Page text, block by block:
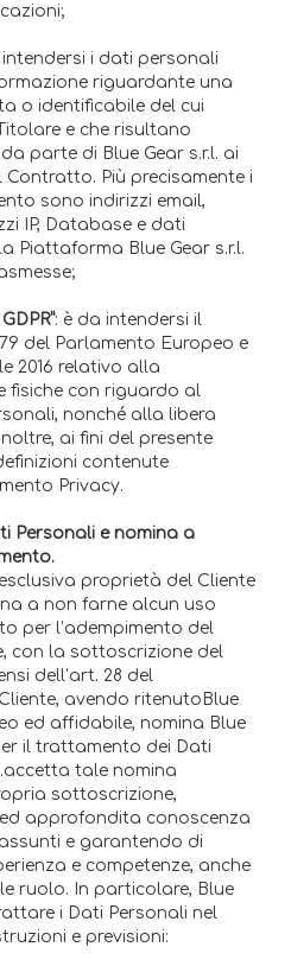
i dati personali
riguardante una
o identificabile del cui
e che risultano
parte di Blue Gear s.r.l. ai
Contratto. Più precisamente i
sono indirizzi email,
IP, Database e dati
Piattaforma Blue Gear s.r.l.
: è da intendersi il
del Parlamento Europeo e
2016 relativo alla
fisiche con riguardo al
nonché alla libera
ai fini del presente
contenute
Privacy.
Personali e nomina a
proprietà del Cliente
a non farne alcun uso
per l’adempimento del
con la sottoscrizione del
dell’art. 28 del
avendo ritenutoBlue
ed affidabile, nomina Blue
il trattamento dei Dati
tale nomina
sottoscrizione,
approfondita conoscenza
e garantendo di
e competenze, anche
ruolo. In particolare, Blue
i Dati Personali nel
e previsioni: